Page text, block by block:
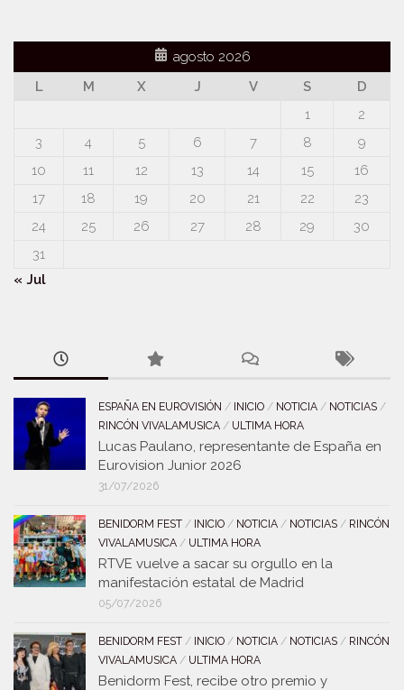
agosto 2026
L
M X J V S
D
1
2
3
4 5 6 7 8
9
10
11 12 13 14 15
16
17
18 19 20 21 22
23
24
25 26 27 28 29
30
31
« Jul
ESPAÑA EN EUROVISIÓN / INICIO / NOTICIA / NOTICIAS /
RINCÓN VIVALAMUSICA / ULTIMA HORA
Lucas Paulano, representante de España en
Eurovision Junior 2026
31/07/2026
BENIDORM FEST / INICIO / NOTICIA / NOTICIAS / RINCÓN
VIVALAMUSICA / ULTIMA HORA
RTVE vuelve a sacar su orgullo en la
manifestación estatal de Madrid
05/07/2026
BENIDORM FEST / INICIO / NOTICIA / NOTICIAS / RINCÓN
VIVALAMUSICA / ULTIMA HORA
Benidorm Fest, recibe otro premio y